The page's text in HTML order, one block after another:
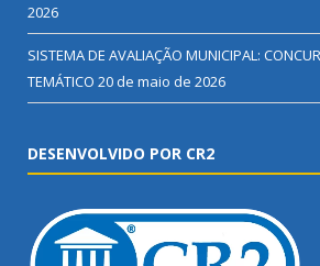
2026
SISTEMA DE AVALIAÇÃO MUNICIPAL:
TEMÁTICO 20 de maio de 2026
DESENVOLVIDO POR CR2